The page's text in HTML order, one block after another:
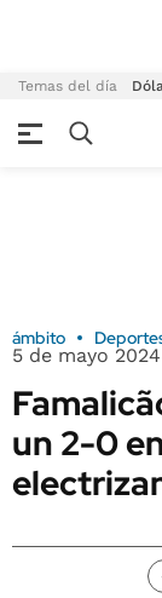
Temas del día
ámbito
5 de mayo
un 2-0